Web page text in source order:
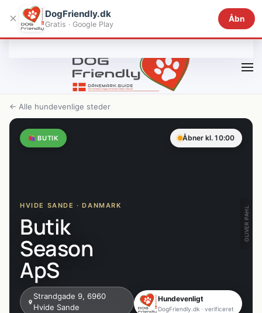
Gå til hovedindhold
× DogFriendly.dk
Gratis · Google Play
Åbn
← Alle hundevenlige steder
BUTIK Åbner kl. 10:00
HVIDE SANDE · DANMARK
Butik
Season
ApS
Strandgade 9, 6960
Hvide Sande
Hundevenligt
DogFriendly.dk · verificeret
OLIVER PAHL